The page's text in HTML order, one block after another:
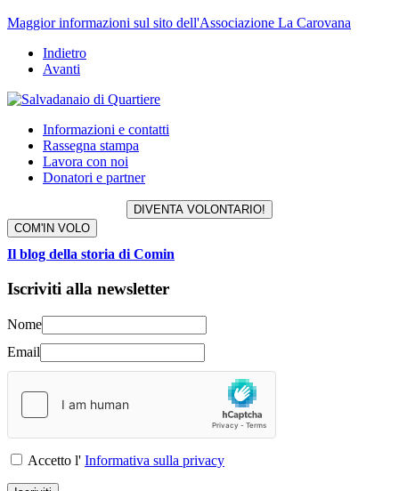
Maggior informazioni sul sito dell'Associazione La Carovana
Indietro
Avanti
Informazioni e contatti
Rassegna stampa
Lavora con noi
Donatori e partner
DIVENTA VOLONTARIO!
COM'IN VOLO
Il blog della storia di Comin
Iscriviti alla newsletter
Nome
Email
Accetto l' Informativa sulla privacy